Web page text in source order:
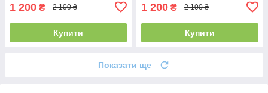
1 200 ₴ 2 100 ₴
Купити
1 200 ₴ 2 100 ₴
Купити
Показати ще